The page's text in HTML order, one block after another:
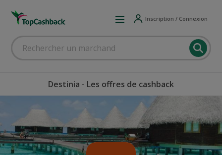
Inscription / Connexion
Destinia - Les offres de cashback